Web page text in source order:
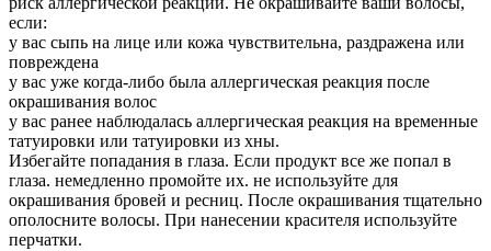
если:
у вас сыпь на лице или кожа чувствительна, раздражена или
повреждена
у вас уже когда-либо была аллергическая реакция после
окрашивания волос
у вас ранее наблюдалась аллергическая реакция на временные
татуировки или татуировки из хны.
Избегайте попадания в глаза. Если продукт все же попал в
глаза. немедленно промойте их. не используйте для
окрашивания бровей и ресниц. После окрашивания тщательно
ополосните волосы. При нанесении красителя используйте
перчатки.